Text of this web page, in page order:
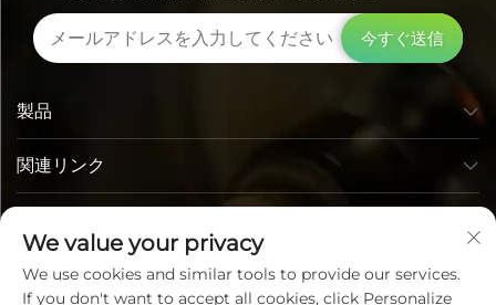
今すぐ送信
関連リンク
製品
We value your privacy
We use cookies and similar tools to provide our services.
If you don't want to accept all cookies, click Personalize